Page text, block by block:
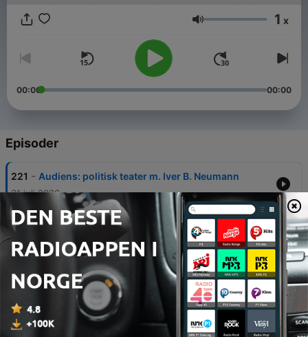
Volum 1 x
00:00 00:00
Episoder
221 - Audiens: politisk teater m. Iver B. Neumann
31 juli 2026
220 - Audiens: Ny Maud-biografi m. Arnhild Skre
Audiens: Norges statsministre 1814-2026 (IV) m.
Odd Inge Skjævesland
17 juli 2026
218 - Audiens: Norges statsministre 1814-2026 (III) m.
Odd Inge Skjævesland